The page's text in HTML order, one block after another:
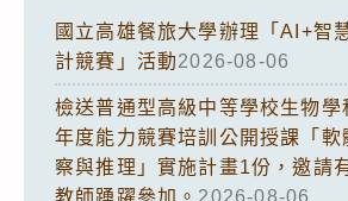
國立高雄餐旅大學辦理「AI+智
計競賽」活動2026-08-06
檢送普通型高級中等學校生物
年度能力競賽培訓公開授課「軟
察與推理」實施計畫1份，邀請
教師踴躍參加。 2026-08-06